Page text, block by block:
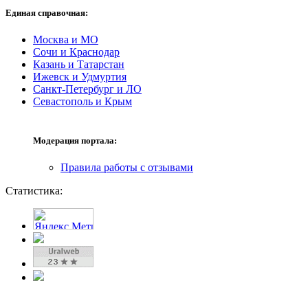
Единая справочная:
Москва и МО
Сочи и Краснодар
Казань и Татарстан
Ижевск и Удмуртия
Санкт-Петербург и ЛО
Севастополь и Крым
Модерация портала:
Правила работы с отзывами
Статистика: